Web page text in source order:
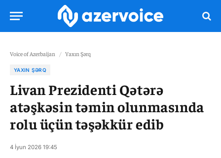
Voice of Azerbaijan / Yaxın Şərq
YAXIN ŞƏRQ
Livan Prezidenti Qətərə
atəşkəsin təmin olunmasında
rolu üçün təşəkkür edib
4 İyun 2026 19:45